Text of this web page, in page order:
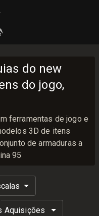
do new
do jogo,
ferramentas de jogo e
3D de itens
de armaduras a
95
Aquisições